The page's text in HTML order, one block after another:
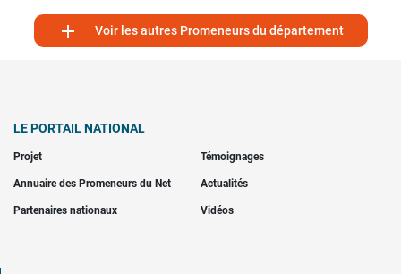
 Voir les autres Promeneurs du département
LE PORTAIL NATIONAL
Projet Témoignages
Annuaire des Promeneurs du Net Actualités
Partenaires nationaux Vidéos